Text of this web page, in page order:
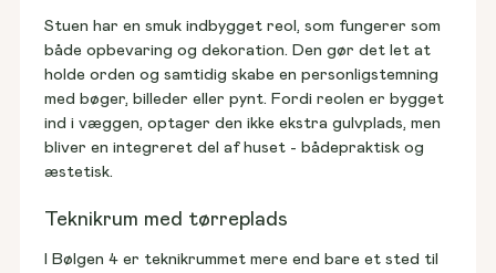
Stuen har en smuk indbygget reol, som fungerer som
både opbevaring og dekoration. Den gør det let at
holde orden og samtidig skabe en personligstemning
med bøger, billeder eller pynt. Fordi reolen er bygget
ind i væggen, optager den ikke ekstra gulvplads, men
bliver en integreret del af huset - bådepraktisk og
æstetisk.
Teknikrum med tørreplads
I Bølgen 4 er teknikrummet mere end bare et sted til